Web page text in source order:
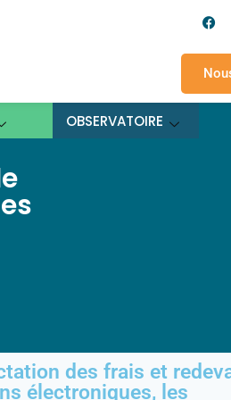
OBSERVATOIRE
des frais et
électroniques, les